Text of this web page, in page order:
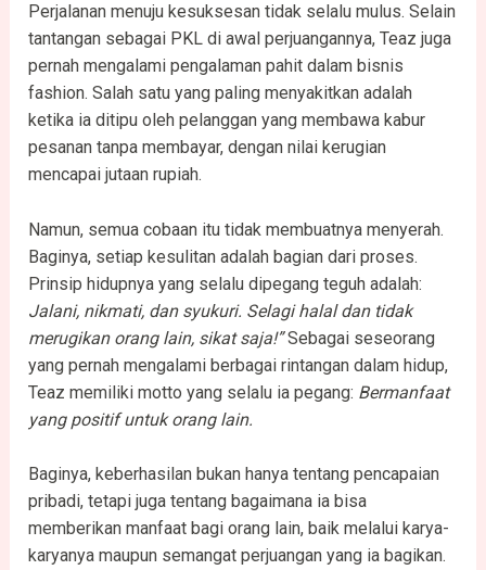
Perjalanan menuju kesuksesan tidak selalu mulus. Selain
tantangan sebagai PKL di awal perjuangannya, Teaz juga
pernah mengalami pengalaman pahit dalam bisnis
fashion. Salah satu yang paling menyakitkan adalah
ketika ia ditipu oleh pelanggan yang membawa kabur
pesanan tanpa membayar, dengan nilai kerugian
mencapai jutaan rupiah.
Namun, semua cobaan itu tidak membuatnya menyerah.
Baginya, setiap kesulitan adalah bagian dari proses.
Prinsip hidupnya yang selalu dipegang teguh adalah:
Jalani, nikmati, dan syukuri. Selagi halal dan tidak
merugikan orang lain, sikat saja!”Sebagai seseorang
yang pernah mengalami berbagai rintangan dalam hidup,
Teaz memiliki motto yang selalu ia pegang: Bermanfaat
yang positif untuk orang lain.
Baginya, keberhasilan bukan hanya tentang pencapaian
pribadi, tetapi juga tentang bagaimana ia bisa
memberikan manfaat bagi orang lain, baik melalui karya-
karyanya maupun semangat perjuangan yang ia bagikan.